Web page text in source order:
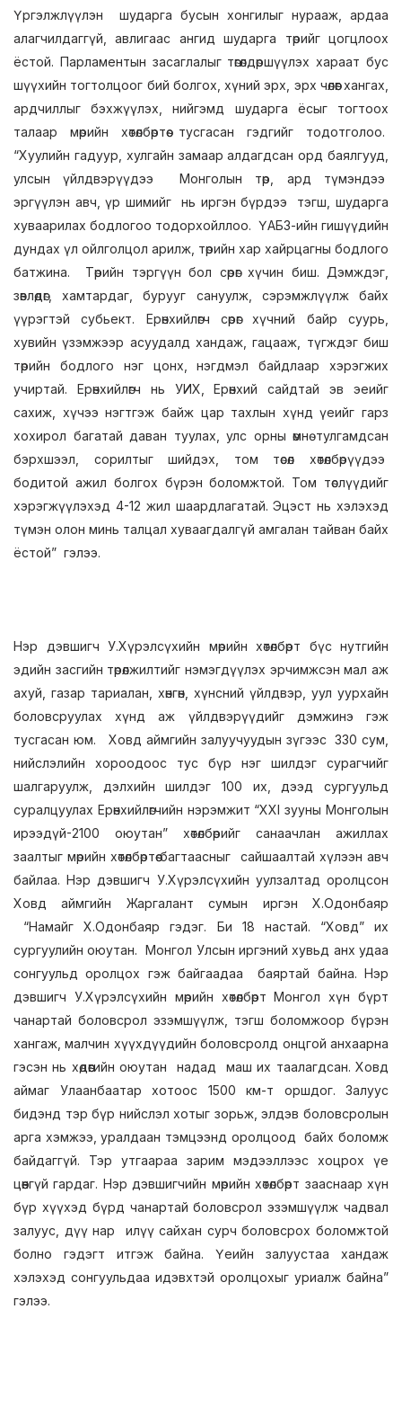
Үргэлжлүүлэн шударга бусын хонгилыг нурааж, ардаа
алагчилдаггүй, авлигаас ангид шударга төрийг цогцлоох
ёстой. Парламентын засаглалыг төгөлдөршүүлэх хараат бус
шүүхийн тогтолцоог бий болгох, хүний эрх, эрх чөлөөг хангах,
ардчиллыг бэхжүүлэх, нийгэмд шударга ёсыг тогтоох
талаар мөрийн хөтөлбөртөө тусгасан гэдгийг тодотголоо.
“Хуулийн гадуур, хулгайн замаар алдагдсан орд баялгууд,
улсын үйлдвэрүүдээ Монголын төр, ард түмэндээ
эргүүлэн авч, үр шимийг нь иргэн бүрдээ тэгш, шударга
хуваарилах бодлогоо тодорхойллоо. ҮАБЗ-ийн гишүүдийн
дундах үл ойлголцол арилж, төрийн хар хайрцагны бодлого
батжина. Төрийн тэргүүн бол сөрөг хүчин биш. Дэмждэг,
зөвлөдөг, хамтардаг, бурууг сануулж, сэрэмжлүүлж байх
үүрэгтэй субьект. Ерөнхийлөгч сөрөг хүчний байр суурь,
хувийн үзэмжээр асуудалд хандаж, гацааж, түгждэг биш
төрийн бодлого нэг цонх, нэгдмэл байдлаар хэрэгжих
учиртай. Ерөнхийлөгч нь УИХ, Ерөнхий сайдтай эв эеийг
сахиж, хүчээ нэгтгэж байж цар тахлын хүнд үеийг гарз
хохирол багатай даван туулах, улс орны өмнө тулгамдсан
бэрхшээл, сорилтыг шийдэх, том төсөл хөтөлбөрүүдээ
бодитой ажил болгох бүрэн боломжтой. Том төслүүдийг
хэрэгжүүлэхэд 4-12 жил шаардлагатай. Эцэст нь хэлэхэд
түмэн олон минь талцал хуваагдалгүй амгалан тайван байх
ёстой” гэлээ.
Нэр дэвшигч У.Хүрэлсүхийн мөрийн хөтөлбөрт бүс нутгийн
эдийн засгийн төрөлжилтийг нэмэгдүүлэх эрчимжсэн мал аж
ахуй, газар тариалан, хөнгөн, хүнсний үйлдвэр, уул уурхайн
боловсруулах хүнд аж үйлдвэрүүдийг дэмжинэ гэж
тусгасан юм. Ховд аймгийн залуучуудын зүгээс 330 сум,
нийслэлийн хороодоос тус бүр нэг шилдэг сурагчийг
шалгаруулж, дэлхийн шилдэг 100 их, дээд сургуульд
суралцуулах Ерөнхийлөгчийн нэрэмжит “ХХI зууны Монголын
ирээдүй-2100 оюутан” хөтөлбөрийг санаачлан ажиллах
заалтыг мөрийн хөтөлбөртөө багтаасныг сайшаалтай хүлээн авч
байлаа. Нэр дэвшигч У.Хүрэлсүхийн уулзалтад оролцсон
Ховд аймгийн Жаргалант сумын иргэн Х.Одонбаяр
“Намайг Х.Одонбаяр гэдэг. Би 18 настай. “Ховд” их
сургуулийн оюутан. Монгол Улсын иргэний хувьд анх удаа
сонгуульд оролцох гэж байгаадаа баяртай байна. Нэр
дэвшигч У.Хүрэлсүхийн мөрийн хөтөлбөрт Монгол хүн бүрт
чанартай боловсрол эзэмшүүлж, тэгш боломжоор бүрэн
хангаж, малчин хүүхдүүдийн боловсролд онцгой анхаарна
гэсэн нь хөдөөгийн оюутан надад маш их таалагдсан. Ховд
аймаг Улаанбаатар хотоос 1500 км-т оршдог. Залуус
бидэнд тэр бүр нийслэл хотыг зорьж, элдэв боловсролын
арга хэмжээ, уралдаан тэмцээнд оролцоод байх боломж
байдаггүй. Тэр утгаараа зарим мэдээллээс хоцрох үе
цөөнгүй гардаг. Нэр дэвшигчийн мөрийн хөтөлбөрт зааснаар хүн
бүр хүүхэд бүрд чанартай боловсрол эзэмшүүлж чадвал
залуус, дүү нар илүү сайхан сурч боловсрох боломжтой
болно гэдэгт итгэж байна. Үеийн залуустаа хандаж
хэлэхэд сонгуульдаа идэвхтэй оролцохыг уриалж байна”
гэлээ.